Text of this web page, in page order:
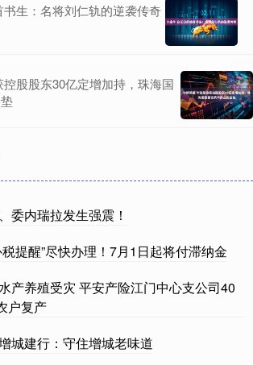
生：名将刘仁轨的逆袭传奇
股股东30亿定增加持，珠海国
委内瑞拉发生强震！
提醒”尽快办理！7月1日起将付滞纳金
产养殖受灾 平安产险江门中心支公司40
户复产
城建行：守住增城老味道